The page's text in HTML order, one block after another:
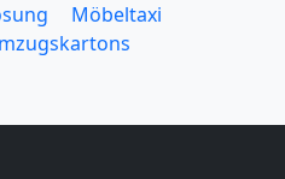
Möbeltaxi